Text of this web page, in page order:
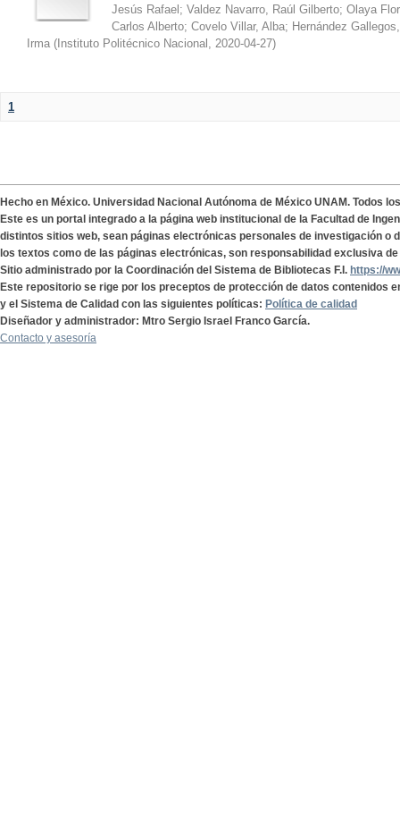
Jesús Rafael ; Valdez Navarro, Raúl Gilberto; Olaya
Carlos Alberto; Covelo Villar, Alba; Hernández
Irma ( Instituto Politécnico Nacional , 2020-04-27)
1
Hecho en México. Universidad Nacional Autónoma de México UNAM. Todos
Este es un portal integrado a la página web institucional de la Facultad de
distintos sitios web, sean páginas electrónicas personales de investigación o
los textos como de las páginas electrónicas, son responsabilidad exclusiva
Sitio administrado por la Coordinación del Sistema de Bibliotecas F.I. https://
Este repositorio se rige por los preceptos de protección de datos contenidos
y el Sistema de Calidad con las siguientes políticas: Política de calidad
Diseñador y administrador: Mtro Sergio Israel Franco García.
Contacto y asesoría